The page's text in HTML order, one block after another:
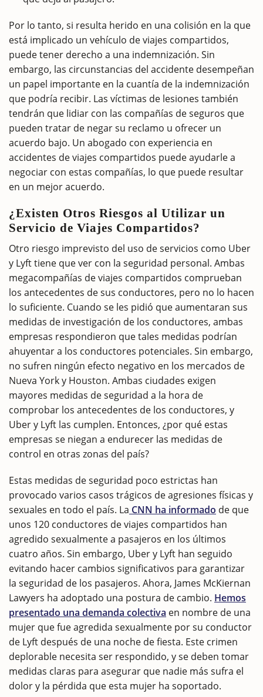
Por lo tanto, si resulta herido en una colisión en la que
está implicado un vehículo de viajes compartidos,
puede tener derecho a una indemnización. Sin
embargo, las circunstancias del accidente desempeñan
un papel importante en la cuantía de la indemnización
que podría recibir. Las víctimas de lesiones también
tendrán que lidiar con las compañías de seguros que
pueden tratar de negar su reclamo u ofrecer un
acuerdo bajo. Un abogado con experiencia en
accidentes de viajes compartidos puede ayudarle a
negociar con estas compañías, lo que puede resultar
en un mejor acuerdo.
¿Existen Otros Riesgos al Utilizar un
Servicio de Viajes Compartidos?
Otro riesgo imprevisto del uso de servicios como Uber
y Lyft tiene que ver con la seguridad personal. Ambas
megacompañías de viajes compartidos comprueban
los antecedentes de sus conductores, pero no lo hacen
lo suficiente. Cuando se les pidió que aumentaran sus
medidas de investigación de los conductores, ambas
empresas respondieron que tales medidas podrían
ahuyentar a los conductores potenciales. Sin embargo,
no sufren ningún efecto negativo en los mercados de
Nueva York y Houston. Ambas ciudades exigen
mayores medidas de seguridad a la hora de
comprobar los antecedentes de los conductores, y
Uber y Lyft las cumplen. Entonces, ¿por qué estas
empresas se niegan a endurecer las medidas de
control en otras zonas del país?
Estas medidas de seguridad poco estrictas han
provocado varios casos trágicos de agresiones físicas y
sexuales en todo el país. La CNN ha informado de que
unos 120 conductores de viajes compartidos han
agredido sexualmente a pasajeros en los últimos
cuatro años. Sin embargo, Uber y Lyft han seguido
evitando hacer cambios significativos para garantizar
la seguridad de los pasajeros. Ahora, James McKiernan
Lawyers ha adoptado una postura de cambio. Hemos
presentado una demanda colectiva en nombre de una
mujer que fue agredida sexualmente por su conductor
de Lyft después de una noche de fiesta. Este crimen
deplorable necesita ser respondido, y se deben tomar
medidas claras para asegurar que nadie más sufra el
dolor y la pérdida que esta mujer ha soportado.